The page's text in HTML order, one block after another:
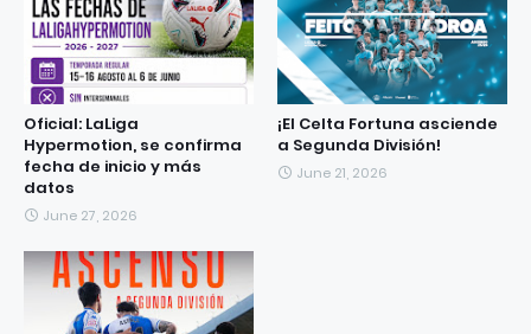
Oficial: LaLiga
Hypermotion, se confirma
fecha de inicio y más
datos
June 27, 2026
¡El Celta Fortuna asciende
a Segunda División!
June 21, 2026